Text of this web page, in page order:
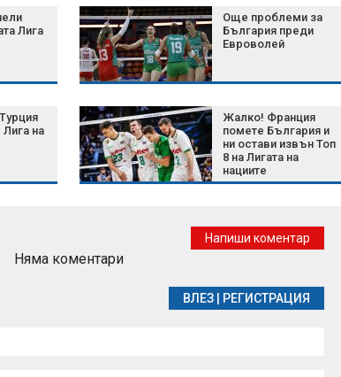
Лига
Още проблеми за
България преди
Евроволей
Лига на
Жалко! Франция
помете България и
ни остави извън Топ
8 на Лигата на
нациите
Хороскоп за 6 август
2026: Ден на нови
Рецепта за пухкави
италиански бухти с
йогурт
Общината го чисти,
нарушителите го
Напиши коментар
Няма коментари
ВЛЕЗ РЕГИСТРАЦИЯ